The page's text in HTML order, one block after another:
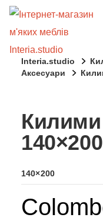
Interia.studio
Аксесуари
140×200
140×200